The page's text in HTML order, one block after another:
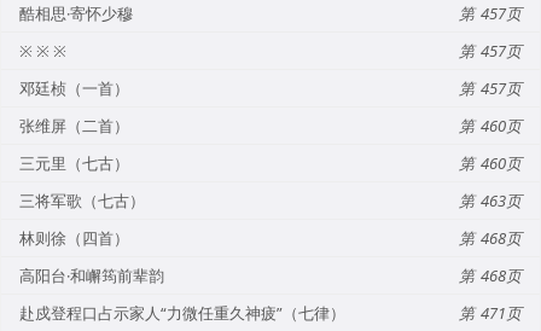
酷相思·寄怀少穆
457
※ ※ ※
457
邓廷桢（一首）
457
张维屏（二首）
460
三元里（七古）
460
三将军歌（七古）
463
林则徐（四首）
468
高阳台·和嶰筠前辈韵
468
赴戍登程口占示家人“力微任重久神疲”（七律）
471